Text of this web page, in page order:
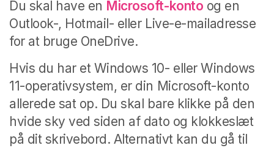
Du skal have en Microsoft-konto og en
Outlook-, Hotmail- eller Live-e-mailadresse
for at bruge OneDrive.
Hvis du har et Windows 10- eller Windows
11-operativsystem, er din Microsoft-konto
allerede sat op. Du skal bare klikke på den
hvide sky ved siden af dato og klokkeslæt
på dit skrivebord. Alternativt kan du gå til